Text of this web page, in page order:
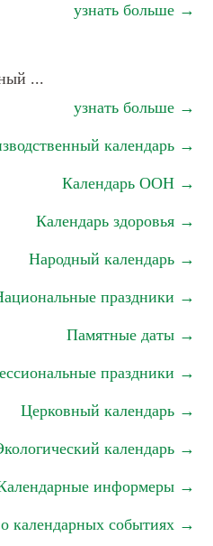
узнать больше →
...
узнать больше →
календарь →
Календарь ООН →
Календарь здоровья →
Народный календарь →
праздники →
Памятные даты →
праздники →
Церковный календарь →
календарь →
информеры →
календарных событиях →